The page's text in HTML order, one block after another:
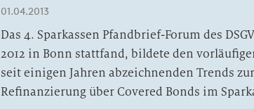
01.04.2013
Das 4. Sparkassen Pfandbrief-Forum des
2012 in Bonn stattfand, bildete den
seit einigen Jahren abzeichnenden Trends
Refinanzierung über Covered Bonds im